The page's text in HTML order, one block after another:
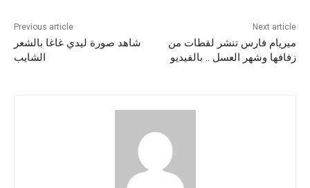
Previous article
شاهد صورة ليدي غاغا بالشعر
الشايب
Next article
ميريام فارس تنشر لقطات من
زفافها وشهر العسل .. بالفيديو